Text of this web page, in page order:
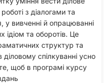
з діалогами та
у вивченні й опрацюванні
ідіом та оборотів. Це
структур та
спілкуванні усно
щоб в програмі курсу